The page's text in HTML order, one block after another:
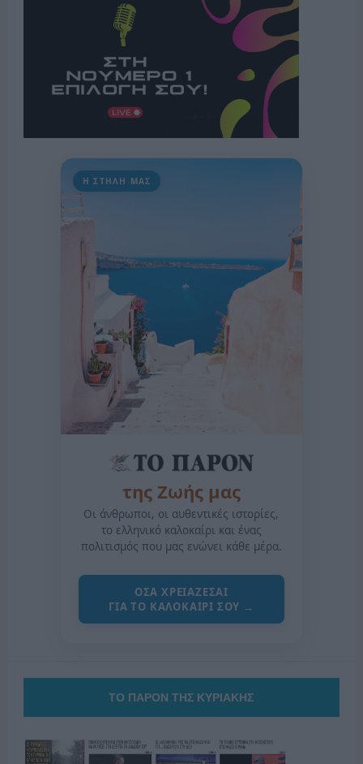
Η ΣΤΗΛΗ ΜΑΣ
της Ζωής μας
Οι άνθρωποι, οι αυθεντικές ιστορίες,
το ελληνικό καλοκαίρι και ένας
πολιτισμός που μας ενώνει κάθε μέρα.
ΟΣΑ ΧΡΕΙΑΖΕΣΑΙ
ΓΙΑ ΤΟ ΚΑΛΟΚΑΙΡΙ ΣΟΥ →
ΤΟ ΠΑΡΟΝ ΤΗΣ ΚΥΡΙΑΚΗΣ